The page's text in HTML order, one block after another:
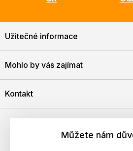
Užitečné informace
Mohlo by vás zajímat
Kontakt
Můžete nám